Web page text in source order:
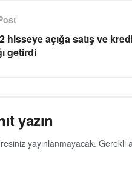
hisseye açığa satış ve
getirdi
yazın
yayınlanmayacak. Gerekli